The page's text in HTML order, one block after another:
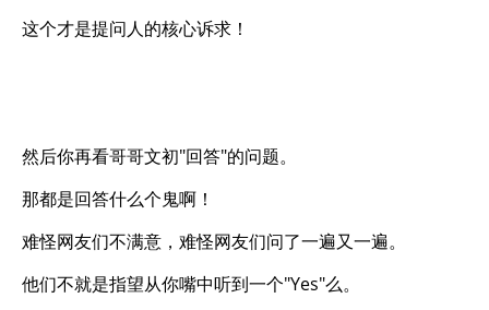
这个才是提问人的核心诉求！
然后你再看哥哥文初"回答"的问题。
那都是回答什么个鬼啊！
难怪网友们不满意，难怪网友们问了一遍又一遍。
他们不就是指望从你嘴中听到一个"Yes"么。